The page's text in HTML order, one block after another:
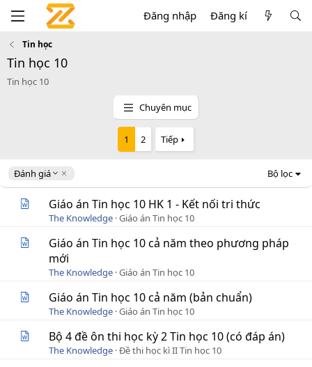
Đăng nhập Đăng kí
Tin học
Tin học 10
Tin học 10
Chuyên mục
1 2 Tiếp
Đánh giá
D
e
Bộ lọc
Giáo án Tin học 10 HK 1 - Kết nối tri thức
The Knowledge Giáo án Tin học 10
Giáo án Tin học 10 cả năm theo phương pháp
mới
The Knowledge Giáo án Tin học 10
Giáo án Tin học 10 cả năm (bản chuẩn)
The Knowledge Giáo án Tin học 10
Bộ 4 đề ôn thi học kỳ 2 Tin học 10 (có đáp án)
The Knowledge Đề thi học kì II Tin học 10